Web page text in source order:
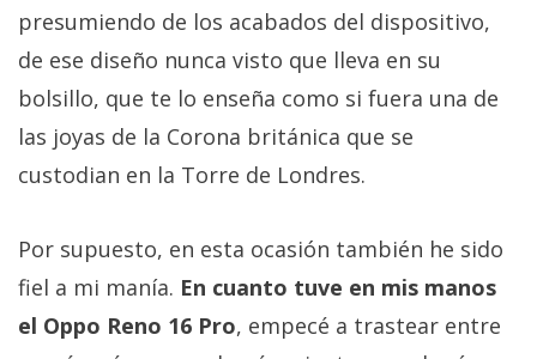
presumiendo de los acabados del dispositivo,
de ese diseño nunca visto que lleva en su
bolsillo, que te lo enseña como si fuera una de
las joyas de la Corona británica que se
custodian en la Torre de Londres.
Por supuesto, en esta ocasión también he sido
fiel a mi manía. En cuanto tuve en mis manos
el Oppo Reno 16 Pro, empecé a trastear entre